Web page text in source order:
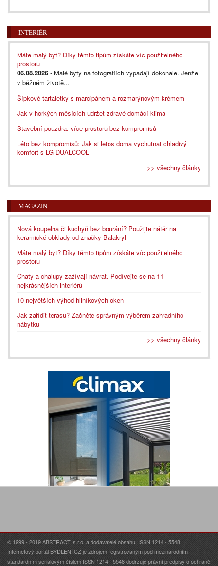
INTERIÉR
Máte malý byt? Díky těmto tipům získáte víc použitelného
prostoru
06.08.2026 - Malé byty na fotografiích vypadají dokonale. Jenže
v běžném životě...
Šípkové tartaletky s marcipánem a rozmarýnovým krémem
Jak v horkých měsících udržet zdravé domácí klima
Stavební pouzdra: více prostoru bez kompromisů
Léto bez kompromisů: Jak si letos doma vychutnat chladivý
komfort s LG DUALCOOL
>> všechny články
MAGAZÍN
Nová koupelna či kuchyň bez bourání? Použijte nátěr na
keramické obklady od značky Balakryl
Máte malý byt? Díky těmto tipům získáte víc použitelného
prostoru
Chaty a chalupy zažívají návrat. Podívejte se na 11
nejkrásnějších interiérů
10 největších výhod hliníkových oken
Jak zařídit terasu? Začněte správným výběrem zahradního
nábytku
>> všechny články
© 1999 - 2019 ABSTRACT, s.r.o. a dodavatelé obsahu. ISSN 1214 - 5548
Internetový portál BYDLENÍ.CZ je zdrojem registrovaným pod mezinárodním
standardním seriálovým číslem ISSN 1214 - 5548 dodržuje právní předpisy o ochraně